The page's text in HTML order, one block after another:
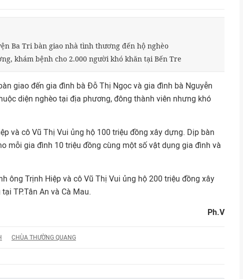
Ba Tri bàn giao nhà tình thương đến hộ nghèo
khám bệnh cho 2.000 người khó khăn tại Bến Tre
giao đến gia đình bà Đỗ Thị Ngọc và gia đình bà Nguyễn
diện nghèo tại địa phương, đông thành viên nhưng khó
và cô Vũ Thị Vui ủng hộ 100 triệu đồng xây dựng. Dịp bàn
mỗi gia đình 10 triệu đồng cùng một số vật dụng gia đình và
ông Trịnh Hiệp và cô Vũ Thị Vui ủng hộ 200 triệu đồng xây
TP.Tân An và Cà Mau.
Ph.V
CHÙA THƯỜNG QUANG